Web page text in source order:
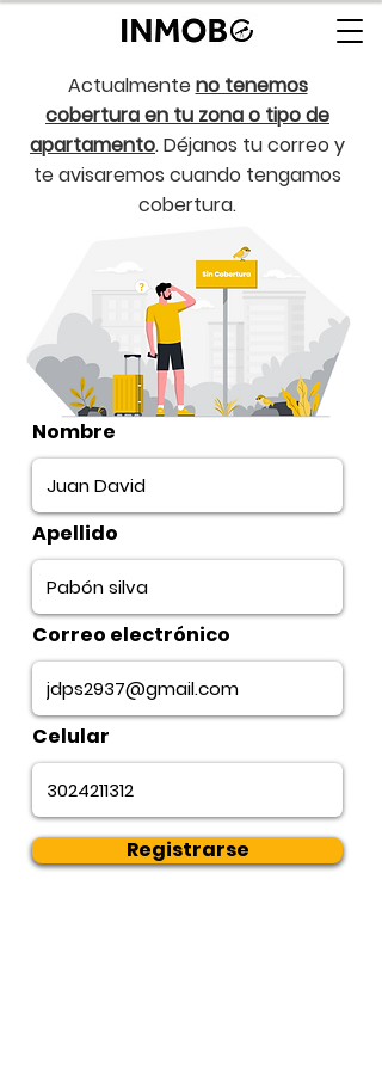
Actualmenteno tenemos
cobertura en tu zona o tipo de
apartamento. Déjanos tu correo y
te avisaremos cuando tengamos
cobertura.
Nombre
Apellido
Correo electrónico
Celular
Registrarse